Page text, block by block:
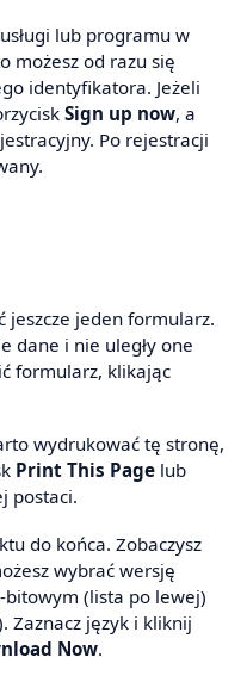
lub programu w
możesz od razu się
identyfikatora. Jeżeli
Sign up now, a
Po rejestracji
jeszcze jeden formularz.
dane i nie uległy one
formularz, klikając
wydrukować tę stronę,
Print This Page lub
postaci.
do końca. Zobaczysz
wybrać wersję
(lista po lewej)
Zaznacz język i kliknij
Now.